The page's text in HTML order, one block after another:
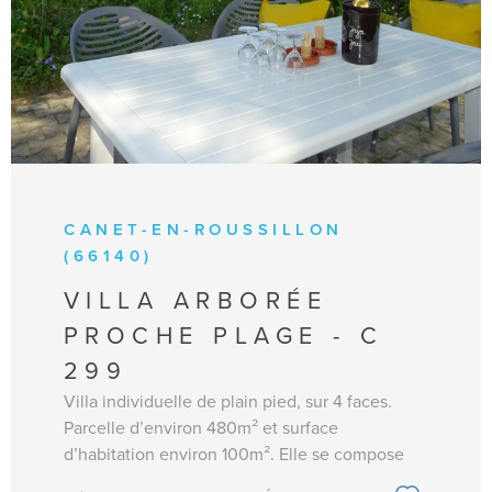
pour 8 personnes. Animaux acceptés. Non-
fumeur. Linge de maison et draps non fournis.
Le ménage n'est pas inclus.
CANET-EN-ROUSSILLON
(66140)
VILLA ARBORÉE
PROCHE PLAGE - C
299
Villa individuelle de plain pied, sur 4 faces.
Parcelle d’environ 480m² et surface
d’habitation environ 100m². Elle se compose